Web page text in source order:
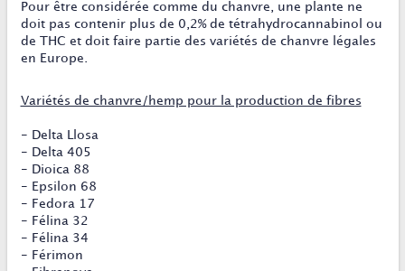
Pour être considérée comme du chanvre, une plante ne
doit pas contenir plus de 0,2% de tétrahydrocannabinol ou
de THC et doit faire partie des variétés de chanvre légales
en Europe.
Variétés de chanvre/hemp pour la production de fibres
- Delta Llosa
- Delta 405
- Dioica 88
- Epsilon 68
- Fedora 17
- Félina 32
- Félina 34
- Férimon